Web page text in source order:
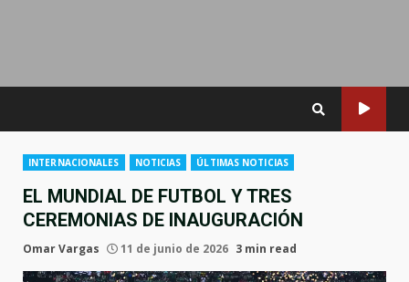
INTERNACIONALES NOTICIAS ÚLTIMAS NOTICIAS
EL MUNDIAL DE FUTBOL Y TRES
CEREMONIAS DE INAUGURACIÓN
Omar Vargas 11 de junio de 2026 3 min read